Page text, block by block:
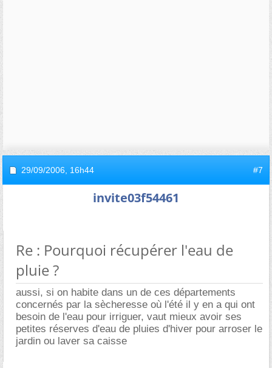
29/09/2006, 16h44 #7
invite03f54461
Re : Pourquoi récupérer l'eau de
pluie ?
aussi, si on habite dans un de ces départements
concernés par la sècheresse où l'été il y en a qui ont
besoin de l'eau pour irriguer, vaut mieux avoir ses
petites réserves d'eau de pluies d'hiver pour arroser le
jardin ou laver sa caisse